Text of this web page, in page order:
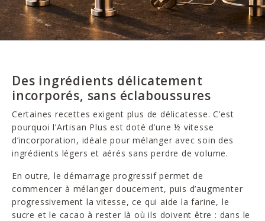
Des ingrédients délicatement
incorporés, sans éclaboussures
Certaines recettes exigent plus de délicatesse. C’est
pourquoi l’Artisan Plus est doté d’une ½ vitesse
d’incorporation, idéale pour mélanger avec soin des
ingrédients légers et aérés sans perdre de volume.
En outre, le démarrage progressif permet de
commencer à mélanger doucement, puis d’augmenter
progressivement la vitesse, ce qui aide la farine, le
sucre et le cacao à rester là où ils doivent être : dans le